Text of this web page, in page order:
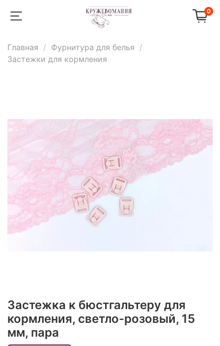
0
Главная
Фурнитура для белья
Застежки для кормления
Застежка к бюстгальтеру для
кормления, светло-розовый, 15
мм, пара